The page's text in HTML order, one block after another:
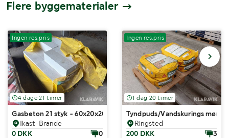
Flere byggematerialer
Ingen res.pris
4 dage 21 timer
Gasbeton 21 styk - 60x20x20
Ikast-Brande
0 DKK
0
Ingen res.pris
1 dag 20 timer
Tyndpuds/Vandskurings mørtel
Ringsted
200 DKK
3